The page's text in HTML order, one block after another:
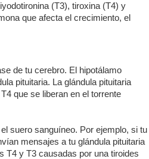
(T3), tiroxina (T4) y
que afecta el crecimiento, el
de tu cerebro. El hipotálamo
pituitaria. La glándula pituitaria
que se liberan en el torrente
suero sanguíneo. Por ejemplo, si tu
mensajes a tu glándula pituitaria
T4 y T3 causadas por una tiroides